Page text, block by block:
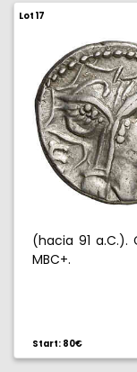
Lot 17
(hacia 91 a.C.).
MBC+.
Start: 80€